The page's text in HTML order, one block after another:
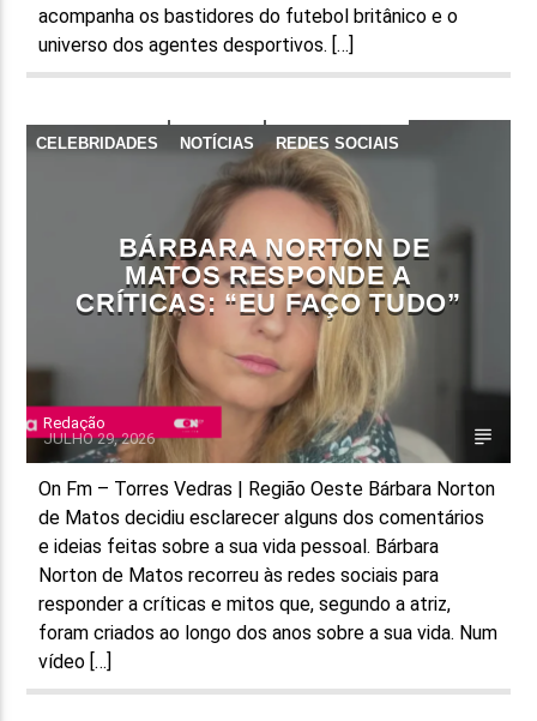
acompanha os bastidores do futebol britânico e o
universo dos agentes desportivos. […]
CELEBRIDADES NOTÍCIAS REDES SOCIAIS
BÁRBARA NORTON DE
MATOS RESPONDE A
CRÍTICAS: “EU FAÇO TUDO”
Redação
JULHO 29, 2026
On Fm – Torres Vedras | Região Oeste Bárbara Norton
de Matos decidiu esclarecer alguns dos comentários
e ideias feitas sobre a sua vida pessoal. Bárbara
Norton de Matos recorreu às redes sociais para
responder a críticas e mitos que, segundo a atriz,
foram criados ao longo dos anos sobre a sua vida. Num
vídeo […]